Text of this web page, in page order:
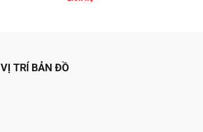
VỊ TRÍ BẢN ĐỒ